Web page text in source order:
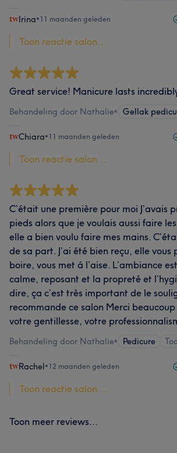
Irina•11 maanden geleden
Toon reactie salon...
Great service! Manicure lasts
Behandeling door Nathalie• Gellak
Chiara•11 maanden geleden
Toon reactie salon...
C’était une première pour moi J’avais
pieds alors que je voulais aussi faire
elle a bien voulu faire mes mains.
de sa part. J’ai été bien reçu, elle vous
boire, vous met á l’aise. L’ambiance
calme, reposant et la propreté et
dire, ça c’est très important de le
recommande ce salon Merci
votre gentillesse, votre
Behandeling door Nathalie• Pedicure
Rachel•12 maanden geleden
Toon reactie salon...
Toon meer reviews...